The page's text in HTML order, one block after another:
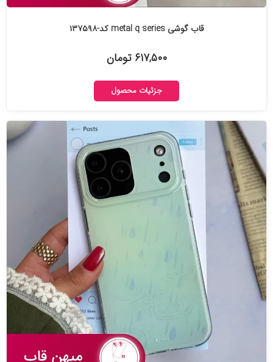
قاب گوشی metal q series کد-۱۳۷۵۹۸
۶۱۷,۵۰۰ تومان
جزئیات محصول